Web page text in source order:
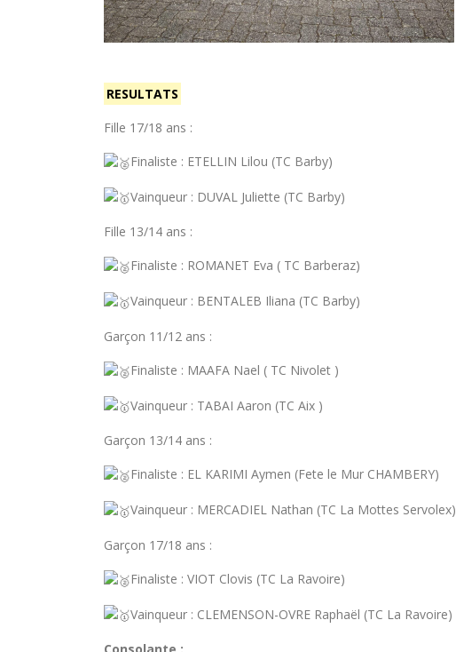
RESULTATS
Fille 17/18 ans :
Finaliste : ETELLIN Lilou (TC Barby)
Vainqueur : DUVAL Juliette (TC Barby)
Fille 13/14 ans :
Finaliste : ROMANET Eva ( TC Barberaz)
Vainqueur : BENTALEB Iliana (TC Barby)
Garçon 11/12 ans :
Finaliste : MAAFA Nael ( TC Nivolet )
Vainqueur : TABAI Aaron (TC Aix )
Garçon 13/14 ans :
Finaliste : EL KARIMI Aymen (Fete le Mur CHAMBERY)
Vainqueur : MERCADIEL Nathan (TC La Mottes Servolex)
Garçon 17/18 ans :
Finaliste : VIOT Clovis (TC La Ravoire)
Vainqueur : CLEMENSON-OVRE Raphaël (TC La Ravoire)